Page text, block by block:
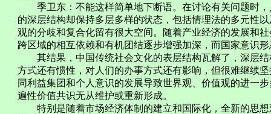
季卫东：不能这样简单地下断语。在讨论有关问题时，
的深层结构却保持多层多样的状态，包括情理法的多元性
观的分歧和复合化留有很大空间。随着产业经济的发展和
跨区域的相互依赖和有机团结逐步增强加深，而国家意识
其结果，中国传统社会文化的表层结构瓦解了，深层结
方式还有惯性，对人们的办事方式还有影响，但很难继续
同利益集团和个人意识的发展导致世界观、价值观的进一
遍性价值共识无从维护或重新形成。
特别是随着市场经济体制的建立和国际化，全新的思想